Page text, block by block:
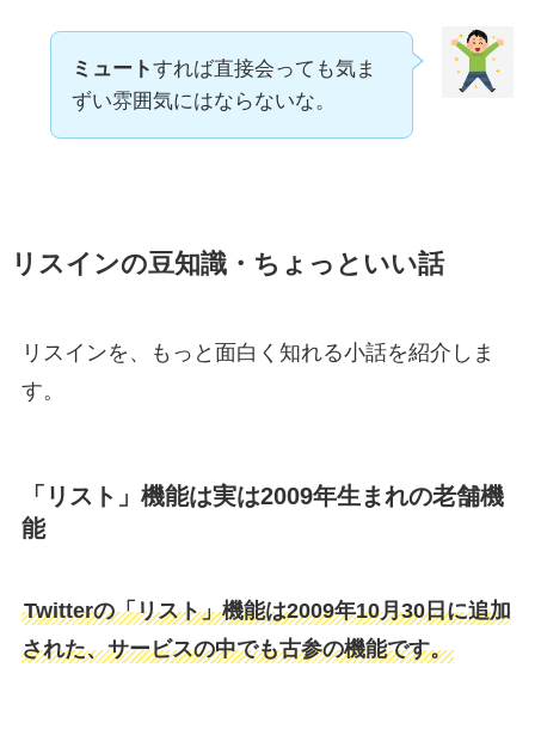
ミュートすれば直接会っても気ま
ずい雰囲気にはならないな。
リスインの豆知識・ちょっといい話
リスインを、もっと面白く知れる小話を紹介しま
す。
「リスト」機能は実は2009年生まれの老舗機
能
Twitterの「リスト」機能は2009年10月30日に追加
された、サービスの中でも古参の機能です。